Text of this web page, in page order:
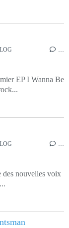
…
EP I Wanna Be
…
des nouvelles voix